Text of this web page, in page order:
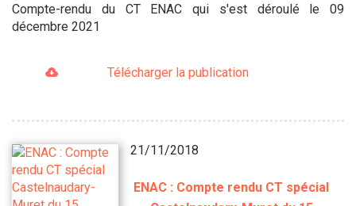
Compte-rendu du CT ENAC qui s'est déroulé le 09
décembre 2021
Télécharger la publication
21/11/2018
ENAC : Compte rendu CT spécial